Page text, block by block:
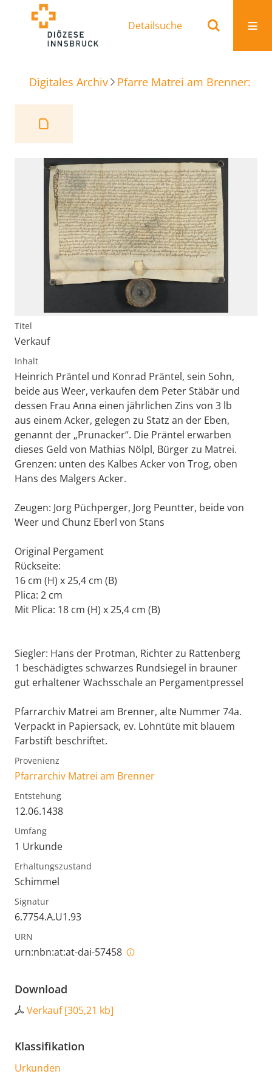
Detailsuche
Digitales Archiv Pfarre Matrei am Brenner:
Titel
Verkauf
Inhalt
Heinrich Präntel und Konrad Präntel, sein Sohn,
beide aus Weer, verkaufen dem Peter Stäbär und
dessen Frau Anna einen jährlichen Zins von 3 lb
aus einem Acker, gelegen zu Statz an der Eben,
genannt der „Prunacker“. Die Präntel erwarben
dieses Geld von Mathias Nölpl, Bürger zu Matrei.
Grenzen: unten des Kalbes Acker von Trog, oben
Hans des Malgers Acker.
Zeugen: Jorg Püchperger, Jorg Peuntter, beide von
Weer und Chunz Eberl von Stans
Original Pergament
Rückseite:
16 cm (H) x 25,4 cm (B)
Plica: 2 cm
Mit Plica: 18 cm (H) x 25,4 cm (B)
Siegler: Hans der Protman, Richter zu Rattenberg
1 beschädigtes schwarzes Rundsiegel in brauner
gut erhaltener Wachsschale an Pergamentpressel
Pfarrarchiv Matrei am Brenner, alte Nummer 74a.
Verpackt in Papiersack, ev. Lohntüte mit blauem
Farbstift beschriftet.
Provenienz
Pfarrarchiv Matrei am Brenner
Entstehung
12.06.1438
Umfang
1 Urkunde
Erhaltungszustand
Schimmel
Signatur
6.7754.A.U1.93
URN
urn:nbn:at:at-dai-57458
Download
Verkauf[305,21 kb]
Klassifikation
Urkunden